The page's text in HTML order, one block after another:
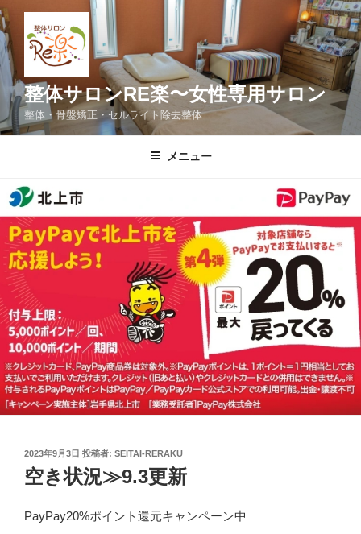
コ
ン
テ
ン
へ
ス
整体サロンRE楽〜女性専用サロン
整体・骨盤矯正・セルライト除去整体
メニュー
投
稿
日:
2023年9月3日 投稿者: SEITAI-RERAKU
空き状況≫9.3更新
PayPay20%ポイント還元キャンペーン中